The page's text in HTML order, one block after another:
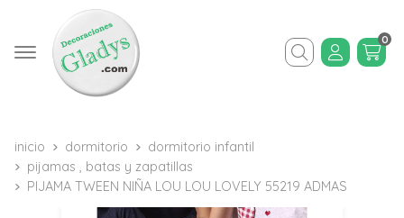
Buscar
0
inicio dormitorio
dormitorio infantil
pijamas , batas y zapatillas
PIJAMA TWEEN NIÑA LOU LOU LOVELY 55219 ADMAS